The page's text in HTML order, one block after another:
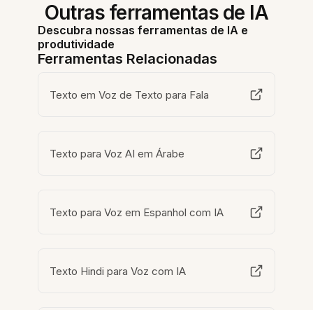
Outras ferramentas de IA
Descubra nossas ferramentas de IA e
produtividade
Ferramentas Relacionadas
Texto em Voz de Texto para Fala
Texto para Voz AI em Árabe
Texto para Voz em Espanhol com IA
Texto Hindi para Voz com IA